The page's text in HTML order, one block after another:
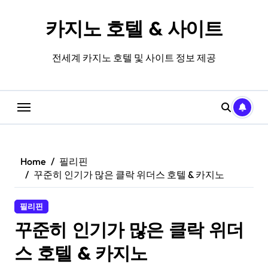
카지노 호텔 & 사이트
전세계 카지노 호텔 및 사이트 정보 제공
Home
필리핀
꾸준히 인기가 많은 클락 위더스 호텔 & 카지노
필리핀
꾸준히 인기가 많은 클락 위더
스 호텔 & 카지노